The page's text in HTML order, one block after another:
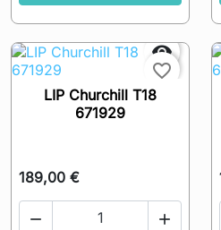

favorite_border
LIP Churchill T18
671929
189,00 €
 